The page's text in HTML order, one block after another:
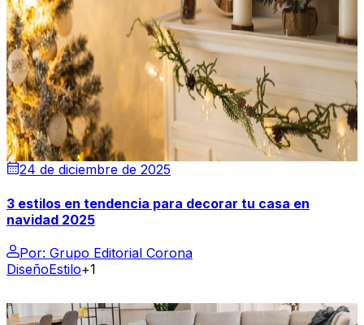
24 de diciembre de 2025
3 estilos en tendencia para decorar tu casa en
navidad 2025
Por: Grupo Editorial Corona
DiseñoEstilo+1